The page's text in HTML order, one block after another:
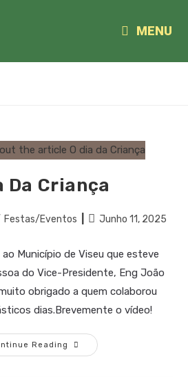
MENU
Da Criança
Festas/Eventos Junho 11, 2025
Município de Viseu que esteve
do Vice-Presidente, Eng João
obrigado a quem colaborou
dias.Brevemente o vídeo!
Reading